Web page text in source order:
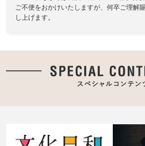
ご不便をおかけいたしますが、何卒ご理解
し上げます。